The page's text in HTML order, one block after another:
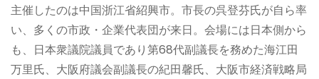
主催したのは中国浙江省紹興市。市長の呉登芬氏が自ら率
い、多くの市政・企業代表団が来日。会場には日本側から
も、日本衆議院議員であり第68代副議長を務めた海江田
万里氏、大阪府議会副議長の紀田馨氏、大阪市経済戦略局